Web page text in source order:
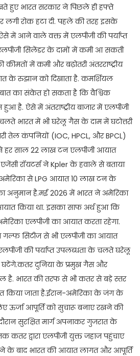
हुए भारत सरकार ने पिछले ही हफ्ते
लगी रोक हटा दी. पहले की तरह इसके
में आने वाले वक्त में एलपीजी की पर्याप्त
सिलेंडर के दामों में कमी आ सकती
में कमी और बढ़ोतरी अंतरराष्ट्रीय
के रुझान को दिखाता है. कमर्शियल
का संकेत हो सकता है कि वैश्विक
है. ऐसे में अंतराष्ट्रीय बाजार में एलपीजी
भारत में भी घरेलू गैस के दाम में घटोत्तरी
तेल कंपनियों (IOC, HPCL, और BPCL)
हर साल 22 लाख टन एलपीजी आयात
रॉयटर्स ने Kpler के हवाले से बताया
से LPG आयात 10 लाख टन के
अनुमान है.मई 2026 में भारत ने अमेरिका
किया था. इसका साफ अर्थ हुआ कि
एलपीजी का आयात करता रहेगा.
गल्फ सिटीज से भी एलपीजी का आयात
की पर्याप्त उपलब्धता के चलते घरेलू
दुनिया के प्रमुख गैस और
है. भारत की तरफ से भी कतर से बड़े स्तर
किया जाता है.ईरान-अमेरिका के जंग के
ऊर्जा आपूर्ति को सुचारू बनाए रखने की
सुरक्षित मार्ग अपनाकर गुजरात के
कतर द्वारा एलपीजी युक्त जहाज पहुंचाए
के बाद भारत की आयात लागत और आपूर्ति